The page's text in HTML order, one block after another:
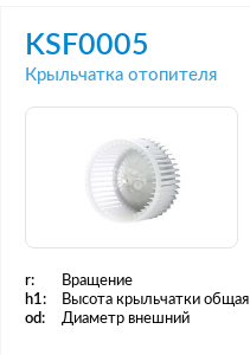
KSF0005
Крыльчатка отопителя
r: Вращение
h1:
Высота крыльчатки общая
od:
Диаметр внешний